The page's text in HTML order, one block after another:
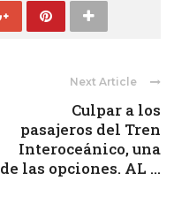
Next Article
Culpar a los
pasajeros del Tren
Interoceánico, una
de las opciones. AL ...